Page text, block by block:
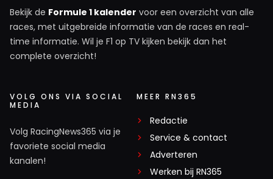
Bekijk de Formule 1 kalender voor een overzicht van alle
races, met uitgebreide informatie van de races en real-
time informatie. Wil je F1 op TV kijken bekijk dan het
complete overzicht!
VOLG ONS VIA SOCIAL
MEDIA
Volg RacingNews365 via je
favoriete social media
kanalen!
MEER RN365
Redactie
Service & contact
Adverteren
Werken bij RN365